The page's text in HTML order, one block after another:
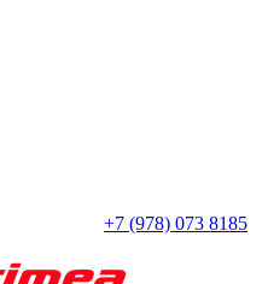
+7 (978) 073 8185